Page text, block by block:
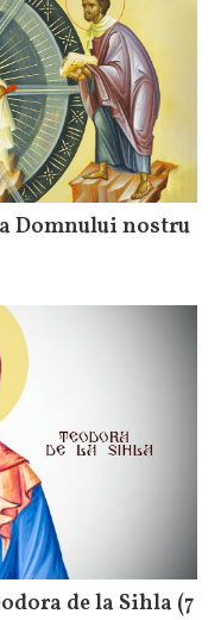
Domnului nostru
de la Sihla (7